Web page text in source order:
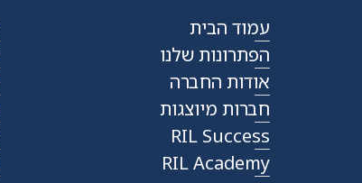
עמוד הבית
הפתרונות שלנו
אודות החברה
חברות מיוצגות
RIL Success
RIL Academy